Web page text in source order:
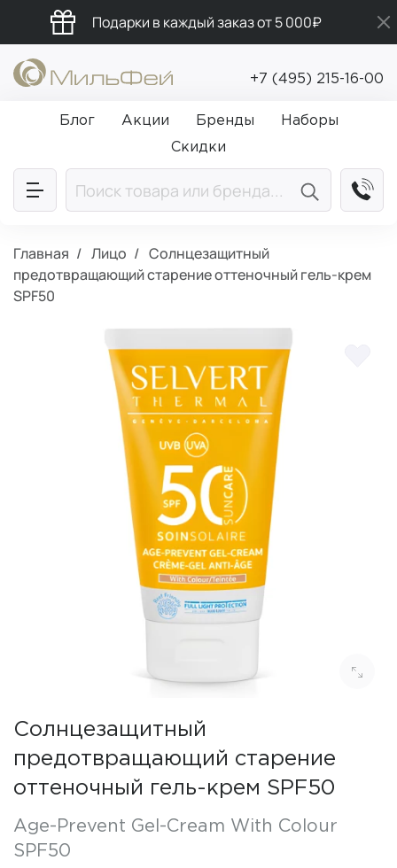
Подарки в каждый заказ от 5 000₽
Бесплатная доставка от 5 000₽
Промокод ПРИВЕТ
+7 (495) 215-16-00
Блог Акции Бренды
Наборы
Скидки
Главная Лицо
Солнцезащитный
предотвращающий старение оттеночный гель-крем
SPF50
Солнцезащитный
предотвращающий старение
оттеночный гель-крем SPF50
Age-Prevent Gel-Cream With Colour
SPF50